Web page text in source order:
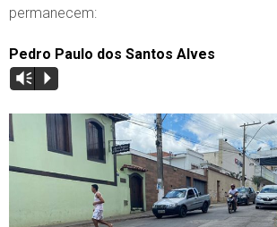
permanecem:
Pedro Paulo dos Santos Alves
Vm P